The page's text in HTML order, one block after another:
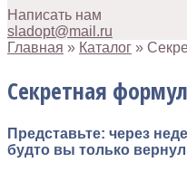
Написать нам
sladopt@mail.ru
Главная » Каталог »
Секретная
Представьте: через
будто вы только